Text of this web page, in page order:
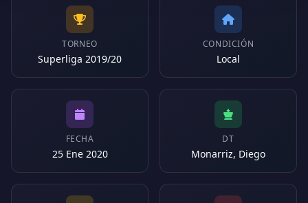
TORNEO
Superliga 2019/20
CONDICIÓN
Local
FECHA
25 Ene 2020
DT
Monarriz, Diego